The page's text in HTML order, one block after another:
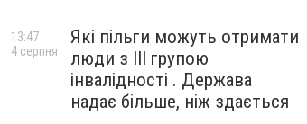
Які пільги можуть отримати
люди з III групою
інвалідності . Держава
надає більше, ніж здається
13:47
4 серпня